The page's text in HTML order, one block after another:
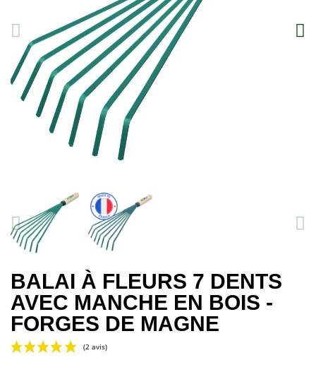
BALAI À FLEURS 7 DENTS
AVEC MANCHE EN BOIS -
FORGES DE MAGNE